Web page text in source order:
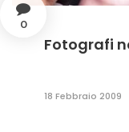
0
Fotografi
18 Febbraio 2009